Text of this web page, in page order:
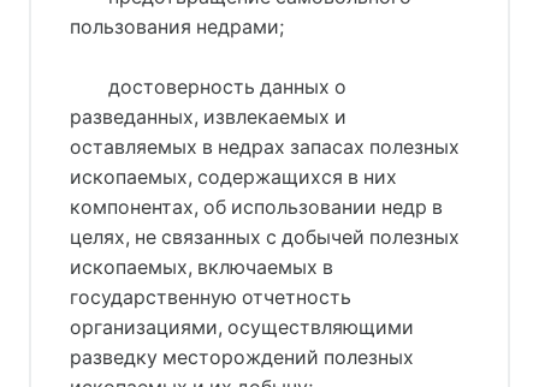
пользования недрами;
достоверность данных о
разведанных, извлекаемых и
оставляемых в недрах запасах полезных
ископаемых, содержащихся в них
компонентах, об использовании недр в
целях, не связанных с добычей полезных
ископаемых, включаемых в
государственную отчетность
организациями, осуществляющими
разведку месторождений полезных